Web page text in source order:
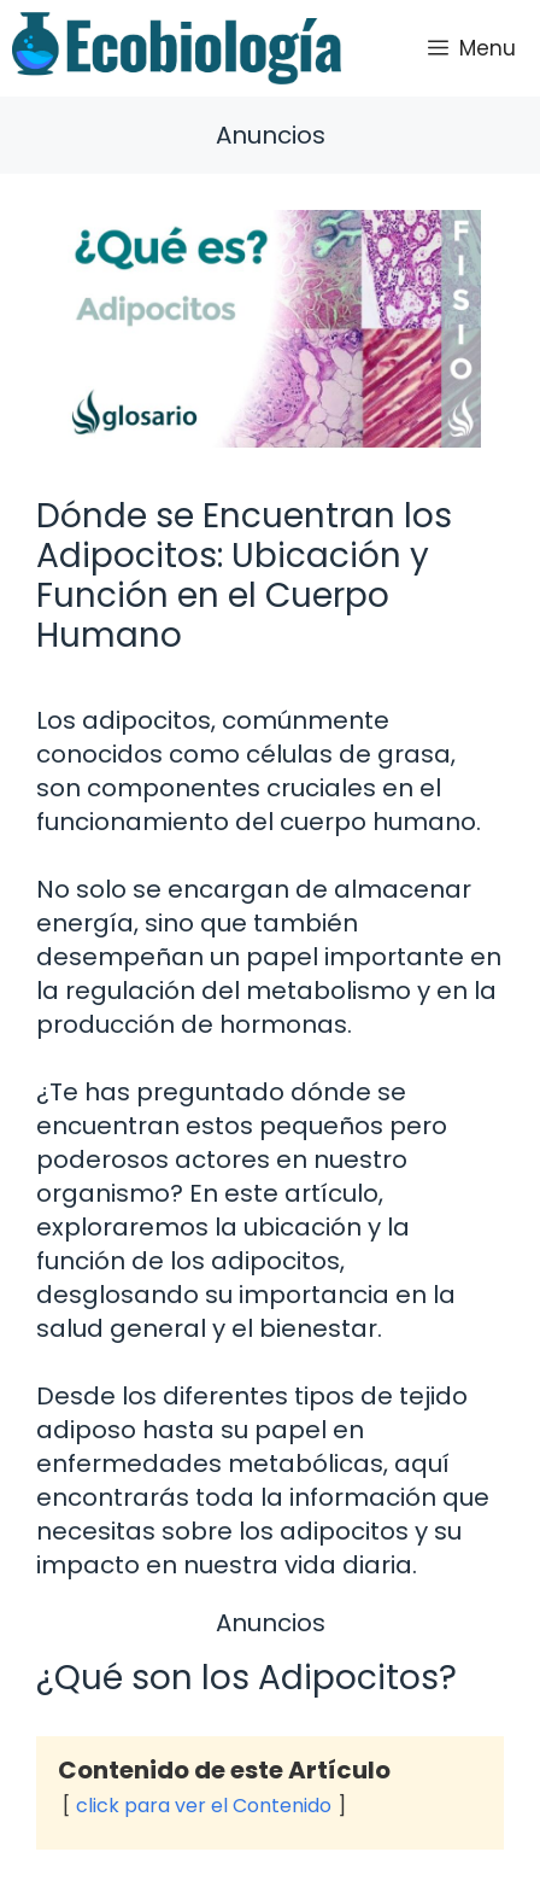
Saltar
al
contenido
Menu
Anuncios
Dónde se Encuentran los
Adipocitos: Ubicación y
Función en el Cuerpo
Humano
Los adipocitos, comúnmente
conocidos como células de grasa,
son componentes cruciales en el
funcionamiento del cuerpo humano.
No solo se encargan de almacenar
energía, sino que también
desempeñan un papel importante en
la regulación del metabolismo y en la
producción de hormonas.
¿Te has preguntado dónde se
encuentran estos pequeños pero
poderosos actores en nuestro
organismo? En este artículo,
exploraremos la ubicación y la
función de los adipocitos,
desglosando su importancia en la
salud general y el bienestar.
Desde los diferentes tipos de tejido
adiposo hasta su papel en
enfermedades metabólicas, aquí
encontrarás toda la información que
necesitas sobre los adipocitos y su
impacto en nuestra vida diaria.
Anuncios
¿Qué son los Adipocitos?
Contenido de este Artículo
click para ver el Contenido